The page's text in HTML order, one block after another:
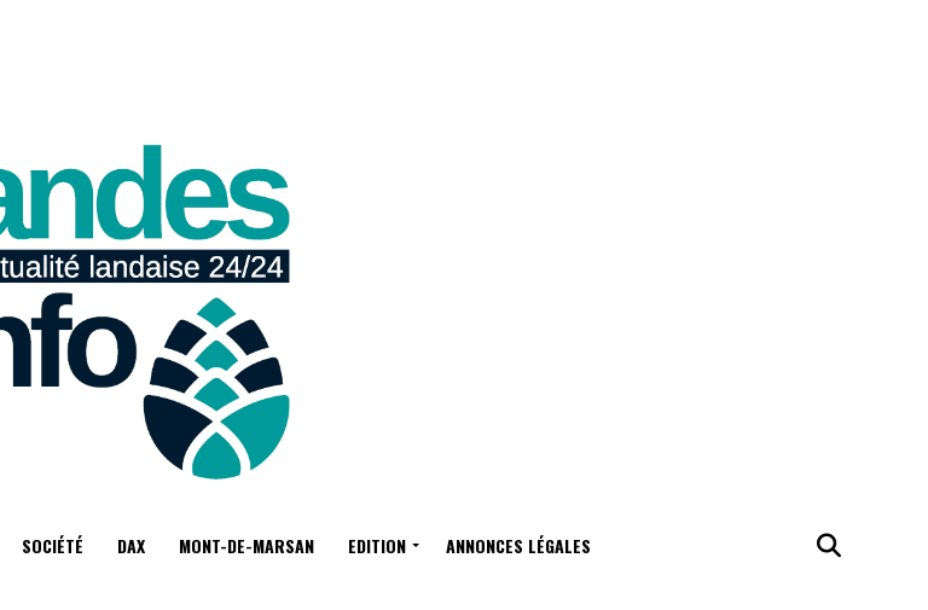
SOCIÉTÉ DAX MONT-DE-MARSAN EDITION ANNONCES LÉGALES